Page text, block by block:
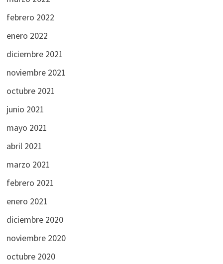
febrero 2022
enero 2022
diciembre 2021
noviembre 2021
octubre 2021
junio 2021
mayo 2021
abril 2021
marzo 2021
febrero 2021
enero 2021
diciembre 2020
noviembre 2020
octubre 2020